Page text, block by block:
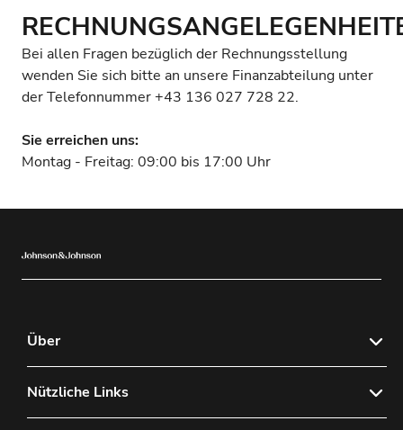
Bei allen Fragen bezüglich der Rechnungsstellung
wenden Sie sich bitte an unsere Finanzabteilung unter
der Telefonnummer +43 136 027 728 22.
Sie erreichen uns:
Montag - Freitag: 09:00 bis 17:00 Uhr
Über
Bestellportal
Sitemap
Nützliche Links